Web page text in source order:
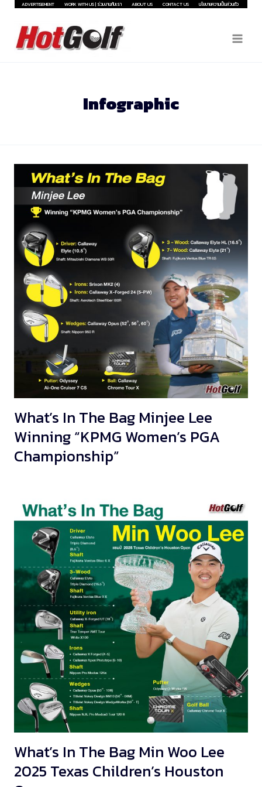
Skip
content
ADVERTISEMENT WORK WITH US | ร่วมงานกับเรา ABOUT US CONTACT US นโยบายความเป็นส่วนตัว
Infographic
What’s In The Bag Minjee Lee
Winning “KPMG Women’s PGA
Championship”
What’s In The Bag Min Woo Lee
2025 Texas Children’s Houston